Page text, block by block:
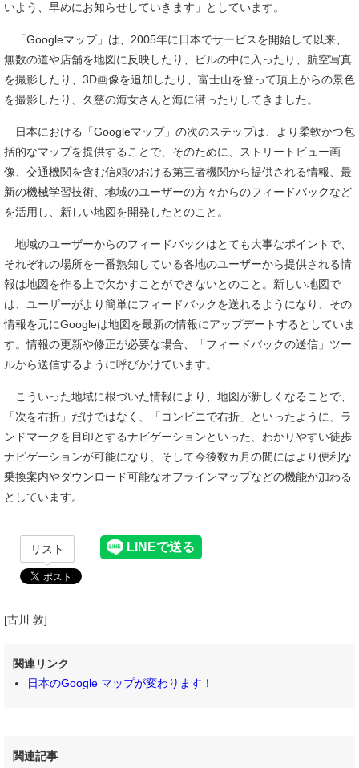
いよう、早めにお知らせしていきます」としています。
「Googleマップ」は、2005年に日本でサービスを開始して以来、
無数の道や店舗を地図に反映したり、ビルの中に入ったり、航空写真
を撮影したり、3D画像を追加したり、富士山を登って頂上からの景色
を撮影したり、久慈の海女さんと海に潜ったりしてきました。
日本における「Googleマップ」の次のステップは、より柔軟かつ包
括的なマップを提供することで、そのために、ストリートビュー画
像、交通機関を含む信頼のおける第三者機関から提供される情報、最
新の機械学習技術、地域のユーザーの方々からのフィードバックなど
を活用し、新しい地図を開発したとのこと。
地域のユーザーからのフィードバックはとても大事なポイントで、
それぞれの場所を一番熟知している各地のユーザーから提供される情
報は地図を作る上で欠かすことができないとのこと。新しい地図で
は、ユーザーがより簡単にフィードバックを送れるようになり、その
情報を元にGoogleは地図を最新の情報にアップデートするとしていま
す。情報の更新や修正が必要な場合、「フィードバックの送信」ツー
ルから送信するように呼びかけています。
こういった地域に根づいた情報により、地図が新しくなることで、
「次を右折」だけではなく、「コンビニで右折」といったように、ラ
ンドマークを目印とするナビゲーションといった、わかりやすい徒歩
ナビゲーションが可能になり、そして今後数カ月の間にはより便利な
乗換案内やダウンロード可能なオフラインマップなどの機能が加わる
としています。
リスト
[古川 敦]
関連リンク
日本のGoogle マップが変わります！
関連記事